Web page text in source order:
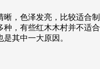
，色泽发亮，比较适
，有些红木木村并不
其中一大原因。